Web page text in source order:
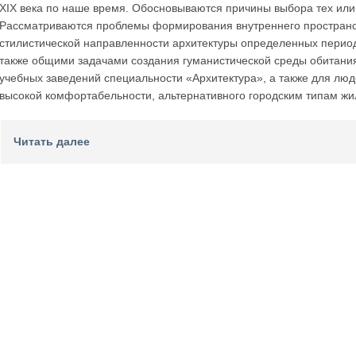
XIX века по наше время. Обосновываются причины выбора тех
Рассматриваются проблемы формирования внутреннего
стилистической направленности архитектуры определенных
также общими задачами создания гуманистической среды
учебных заведений специальности «Архитектура», а также для
высокой комфортабельности, альтернативного городским типам
Читать далее